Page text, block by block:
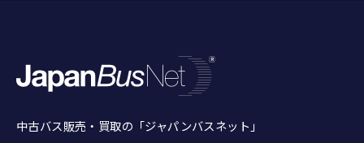
中古バス販売・買取の「ジャパンバスネット」